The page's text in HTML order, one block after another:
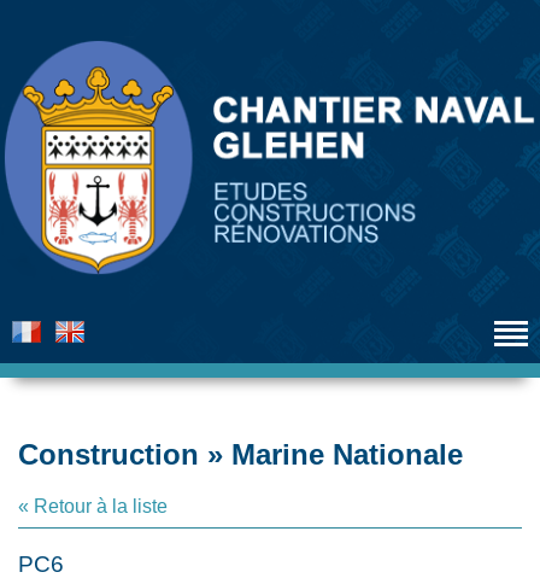
Construction » Marine Nationale
« Retour à la liste
PC6